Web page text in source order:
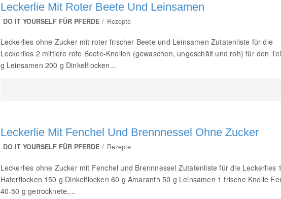
Leckerlie Mit Roter Beete Und Leinsamen
DO IT YOURSELF FÜR PFERDE Rezepte
Leckerlies ohne Zucker mit roter frischer Beete und Leinsamen Zutatenliste für die
Leckerlies 2 mittlere rote Beete-Knollen (gewaschen, ungeschält und roh) für den
g Leinsamen 200 g Dinkelflocken...
Leckerlie Mit Fenchel Und Brennnessel Ohne Zucker
DO IT YOURSELF FÜR PFERDE Rezepte
Leckerlies ohne Zucker mit Fenchel und Brennnessel Zutatenliste für die Leckerlies
Haferflocken 150 g Dinkelflocken 60 g Amaranth 50 g Leinsamen 1 frische Knolle
40-50 g getrocknete,...